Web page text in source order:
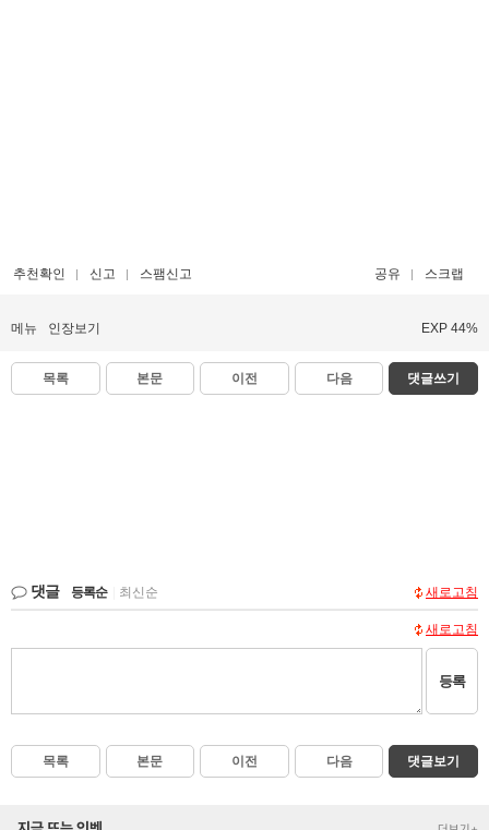
추천확인 신고 스팸신고 공유 스크랩
메뉴 인장보기 EXP 44%
목록 본문 이전 다음 댓글쓰기
댓글 등록순 최신순 새로고침
새로고침
등록
목록 본문 이전 다음 댓글보기